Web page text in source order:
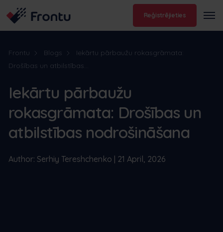
Reģistrējieties
Frontu Blogs
Iekārtu pārbaužu rokasgrāmata:
Drošības un atbilstības...
Iekārtu pārbaužu
rokasgrāmata: Drošības un
atbilstības nodrošināšana
Author: Serhiy Tereshchenko | 21 April, 2026